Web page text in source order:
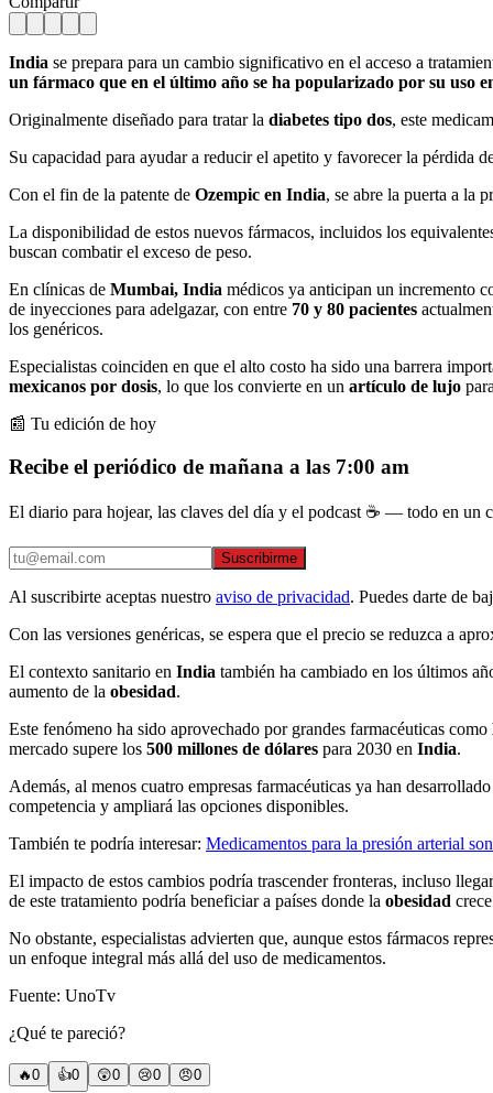
India se prepara para un cambio significativo en el acceso a
un fármaco que en el último año se ha popularizado por su uso
Originalmente diseñado para tratar la diabetes tipo dos, este
Su capacidad para ayudar a reducir el apetito y favorecer la pérdida
Con el fin de la patente de Ozempic en India, se abre la puerta a la
La disponibilidad de estos nuevos fármacos, incluidos los
buscan combatir el exceso de peso.
En clínicas de Mumbai, India médicos ya anticipan un incremento
de inyecciones para adelgazar, con entre 70 y 80 pacientes
los genéricos.
Especialistas coinciden en que el alto costo ha sido una barrera
mexicanos por dosis, lo que los convierte en un artículo de lujo
📰 Tu edición de hoy
Recibe el periódico de mañana a las 7:00 am
El diario para hojear, las claves del día y el podcast ☕ — todo en un
Suscribirme
Al suscribirte aceptas nuestro aviso de privacidad. Puedes darte de
Con las versiones genéricas, se espera que el precio se reduzca a
El contexto sanitario en India también ha cambiado en los últimos
aumento de la obesidad.
Este fenómeno ha sido aprovechado por grandes farmacéuticas como
mercado supere los 500 millones de dólares para 2030 en India.
Además, al menos cuatro empresas farmacéuticas ya han
competencia y ampliará las opciones disponibles.
También te podría interesar: Medicamentos para la presión arterial
El impacto de estos cambios podría trascender fronteras, incluso
de este tratamiento podría beneficiar a países donde la obesidad
No obstante, especialistas advierten que, aunque estos fármacos
un enfoque integral más allá del uso de medicamentos.
Fuente: UnoTv
¿Qué te pareció?
🔥0 👍0 😲0 😢0 😠0